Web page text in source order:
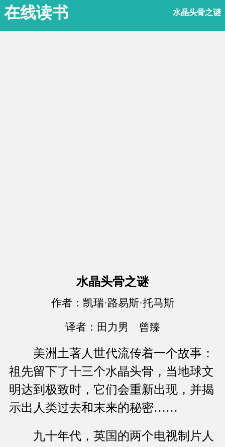
在线读书 水晶头骨之谜
水晶头骨之谜
作者：凯瑞·路易斯·托马斯
译者：田力男 曾臻
美洲土著人世代流传着一个故事：
祖先留下了十三个水晶头骨，当地球文
明达到极致时，它们会重新出现，并揭
示出人类过去和末来的秘密……
九十年代，英国的两个电视制片人